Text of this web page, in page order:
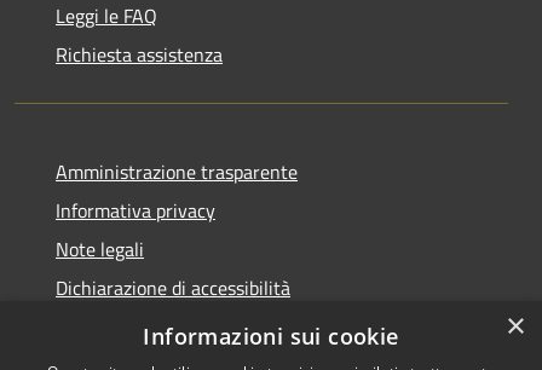
Leggi le FAQ
Richiesta assistenza
Amministrazione trasparente
Informativa privacy
Note legali
Dichiarazione di accessibilità
Moduli Privacy Amministrazione trasparente
×
Informazioni sui cookie